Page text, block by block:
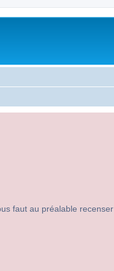
faut au préalable recenser